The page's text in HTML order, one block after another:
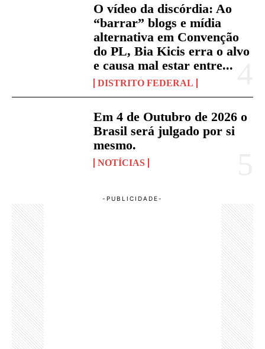
O vídeo da discórdia: Ao
“barrar” blogs e mídia
alternativa em Convenção
do PL, Bia Kicis erra o alvo
e causa mal estar entre...
DISTRITO FEDERAL
Em 4 de Outubro de 2026 o
Brasil será julgado por si
mesmo.
NOTÍCIAS